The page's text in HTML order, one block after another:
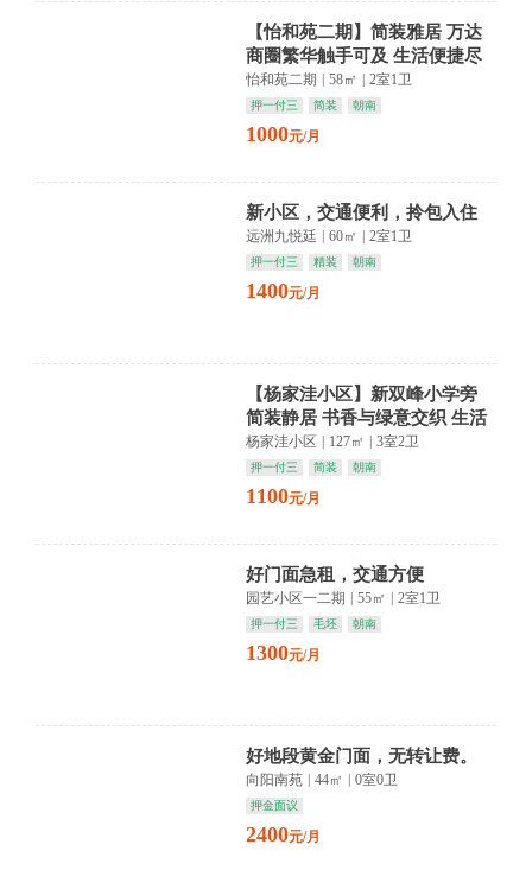
【怡和苑二期】简装雅居 万达
商圈繁华触手可及 生活便捷尽
在掌握
怡和苑二期 58㎡ 2室1卫
押一付三 简装 朝南
1000元/月
新小区，交通便利，拎包入住
远洲九悦廷 60㎡ 2室1卫
押一付三 精装 朝南
1400元/月
【杨家洼小区】新双峰小学旁
简装静居 书香与绿意交织 生活
悠然自得
杨家洼小区 | 127㎡ | 3室2卫
押一付三 简装 朝南
1100元/月
好门面急租，交通方便
园艺小区一二期 55㎡ 2室1卫
押一付三 毛坯 朝南
1300元/月
好地段黄金门面，无转让费。
向阳南苑 | 44㎡ | 0室0卫
押金面议
2400元/月